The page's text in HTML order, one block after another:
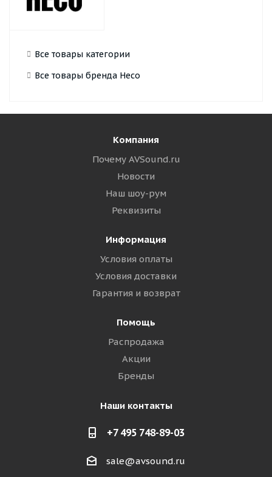
Все товары категории
Все товары бренда Heco
Компания
Почему AVSound.ru
Новости
Наш шоу-рум
Реквизиты
Информация
Условия оплаты
Условия доставки
Гарантия и возврат
Помощь
Распродажа
Акции
Бренды
Наши контакты
+7 495 748-89-03
sale@avsound.ru